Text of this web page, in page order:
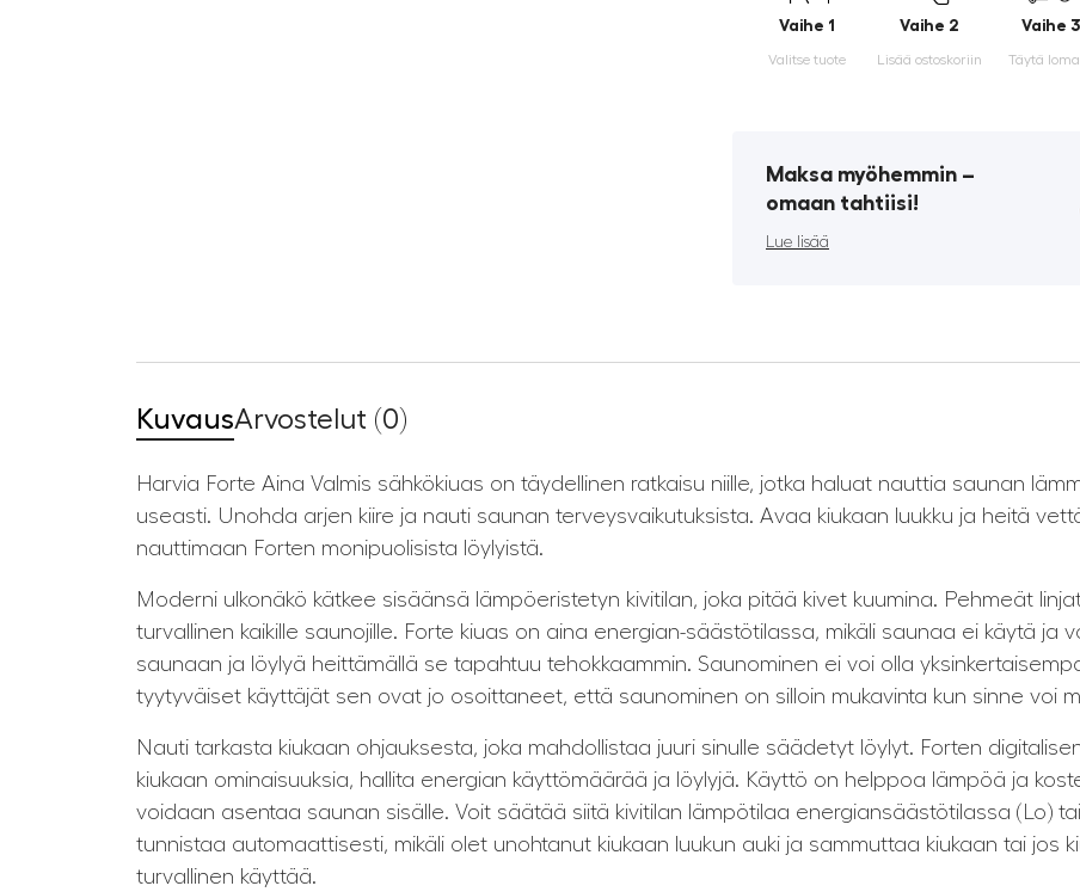
Vaihe 1
Valitse tuote
Vaihe 2
Lisää ostoskoriin
Vaihe 3
Täytä
Maksa myöhemmin ­–
omaan tahtiisi!
Lue lisää
KuvausArvostelut (0)
Harvia Forte Aina Valmis sähkökiuas on täydellinen ratkaisu niille, jotka haluat nauttia saunan
useasti. Unohda arjen kiire ja nauti saunan terveysvaikutuksista. Avaa kiukaan luukku ja heitä
nauttimaan Forten monipuolisista löylyistä.
Moderni ulkonäkö kätkee sisäänsä lämpöeristetyn kivitilan, joka pitää kivet kuumina. Pehmeät
turvallinen kaikille saunojille. Forte kiuas on aina energian-säästötilassa, mikäli saunaa ei käytä
saunaan ja löylyä heittämällä se tapahtuu tehokkaammin. Saunominen ei voi olla
tyytyväiset käyttäjät sen ovat jo osoittaneet, että saunominen on silloin mukavinta kun sinne voi
Nauti tarkasta kiukaan ohjauksesta, joka mahdollistaa juuri sinulle säädetyt löylyt. Forten
kiukaan ominaisuuksia, hallita energian käyttömäärää ja löylyjä. Käyttö on helppoa lämpöä ja
voidaan asentaa saunan sisälle. Voit säätää siitä kivitilan lämpötilaa energiansäästötilassa (Lo)
tunnistaa automaattisesti, mikäli olet unohtanut kiukaan luukun auki ja sammuttaa kiukaan tai jos
turvallinen käyttää.